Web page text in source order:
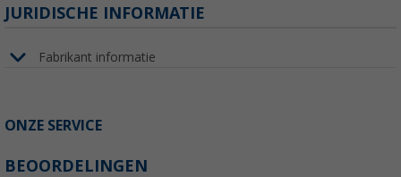
JURIDISCHE INFORMATIE
Fabrikant informatie
ONZE SERVICE
BEOORDELINGEN